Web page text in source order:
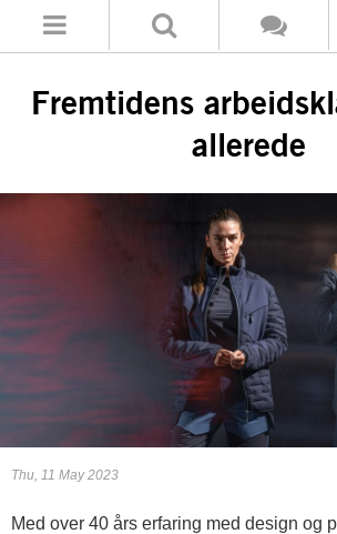
Fremtidens
allerede
Thu, 11 May 2023
Med over 40 års erfaring med design og